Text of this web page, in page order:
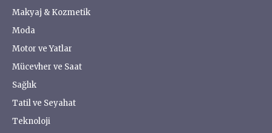
Makyaj & Kozmetik
Moda
Motor ve Yatlar
Mücevher ve Saat
Sağlık
Tatil ve Seyahat
Teknoloji